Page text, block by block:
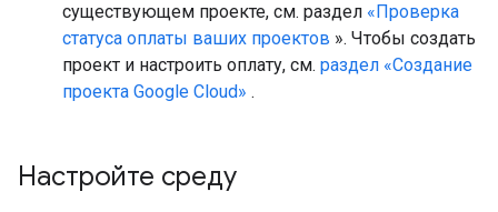
существующем проекте, см. раздел «Проверка
статуса оплаты ваших проектов ». Чтобы создать
проект и настроить оплату, см. раздел «Создание
проекта Google Cloud» .
Настройте среду